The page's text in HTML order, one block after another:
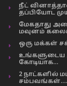
நீட்
தப்பியோட
மேகதாது
மவுனம்
ஒரு மக்கள்
உங்களுடைய
கோடியாக…
2 நாட்களில்